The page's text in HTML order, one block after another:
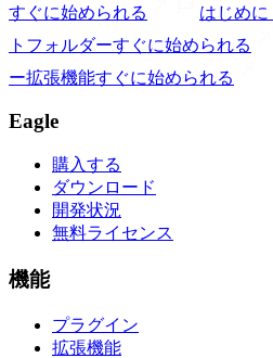
すぐに始められる
はじめ
トフォルダーすぐに始められる
ー拡張機能すぐに始められる
Eagle
購入する
ダウンロード
開発状況
無料ライセンス
機能
プラグイン
拡張機能